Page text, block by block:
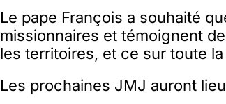
Le pape François a souhaité
missionnaires et témoignent
les territoires, et ce sur toute
Les prochaines JMJ auront